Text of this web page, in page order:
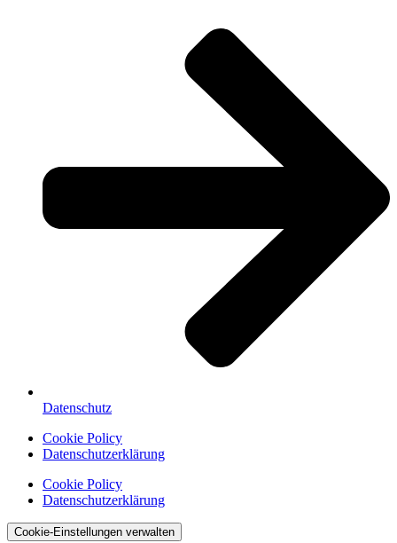
Datenschutz
Cookie Policy
Datenschutzerklärung
Cookie Policy
Datenschutzerklärung
Cookie-Einstellungen verwalten